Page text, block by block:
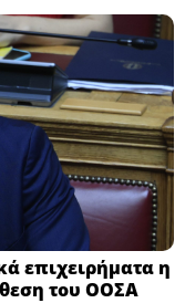
επιχειρήματα η
του ΟΟΣΑ